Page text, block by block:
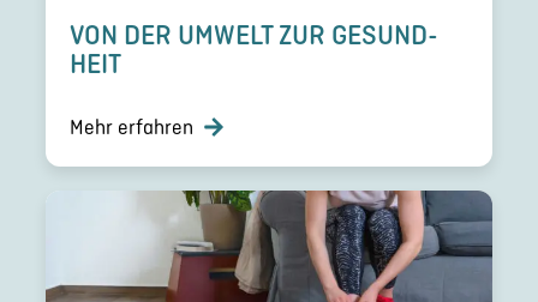
VON DER UMWELT ZUR GESUND­
HEIT
Mehr erfahren